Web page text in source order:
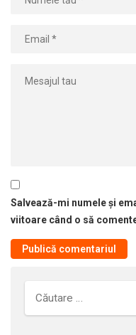
Salvează-mi numele și
viitoare când o să